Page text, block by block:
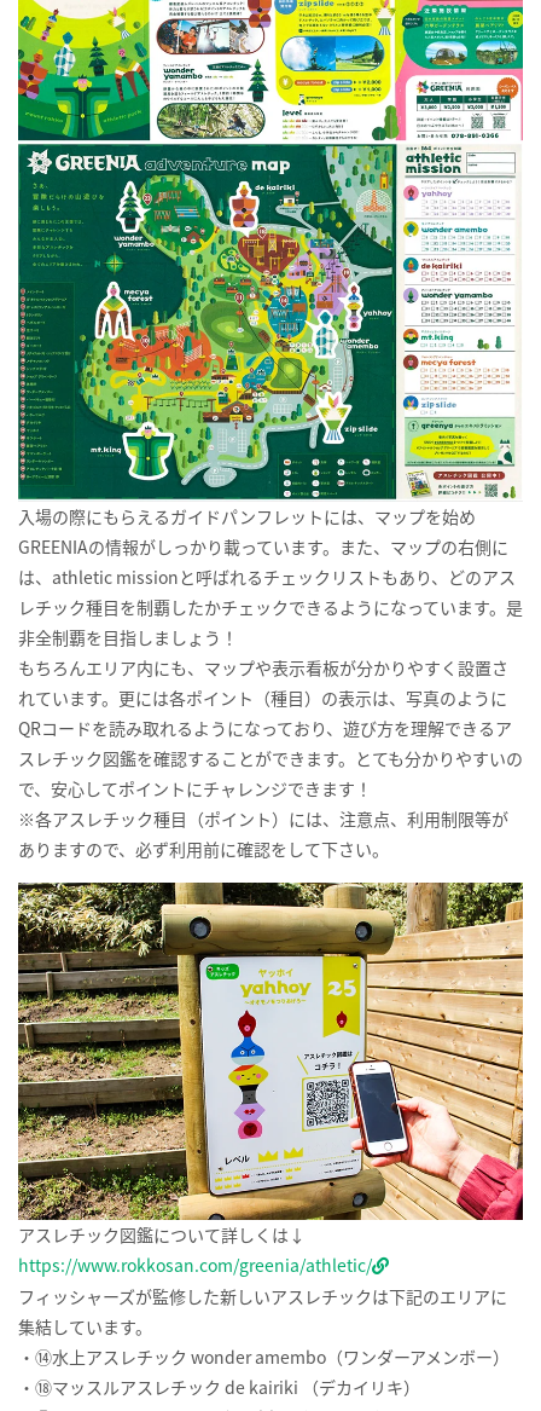
入場の際にもらえるガイドパンフレットには、マップを始め
GREENIAの情報がしっかり載っています。また、マップの右側に
は、athletic missionと呼ばれるチェックリストもあり、どのアス
レチック種目を制覇したかチェックできるようになっています。是
非全制覇を目指しましょう！
もちろんエリア内にも、マップや表示看板が分かりやすく設置さ
れています。更には各ポイント（種目）の表示は、写真のように
QRコードを読み取れるようになっており、遊び方を理解できるア
スレチック図鑑を確認することができます。とても分かりやすいの
で、安心してポイントにチャレンジできます！
※各アスレチック種目（ポイント）には、注意点、利用制限等が
ありますので、必ず利用前に確認をして下さい。
アスレチック図鑑について詳しくは↓
https://www.rokkosan.com/greenia/athletic/
フィッシャーズが監修した新しいアスレチックは下記のエリアに
集結しています。
・⑭水上アスレチック wonder amembo（ワンダーアメンボー）
・⑱マッスルアスレチック de kairiki （デカイリキ）